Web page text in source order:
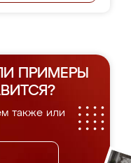
ПРИМЕРЫ
также или